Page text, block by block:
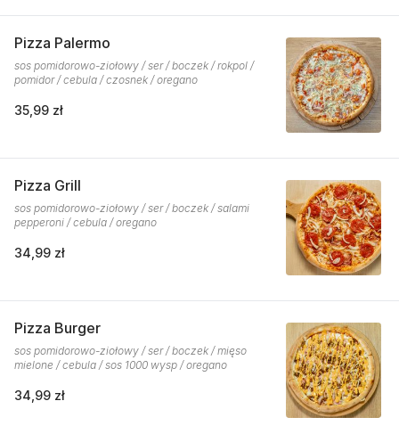
Pizza Palermo
sos pomidorowo-ziołowy / ser / boczek / rokpol /
pomidor / cebula / czosnek / oregano
35,99 zł
Pizza Grill
sos pomidorowo-ziołowy / ser / boczek / salami
pepperoni / cebula / oregano
34,99 zł
Pizza Burger
sos pomidorowo-ziołowy / ser / boczek / mięso
mielone / cebula / sos 1000 wysp / oregano
34,99 zł